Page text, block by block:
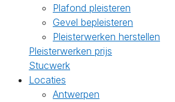
Plafond pleisteren
Gevel bepleisteren
Pleisterwerken herstellen
Pleisterwerken prijs
Stucwerk
Locaties
Antwerpen